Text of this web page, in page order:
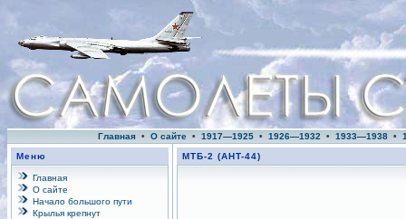
Главная • О сайте • 1917—1925 • 1926—1932 • 1933—1938 •
Меню
Главная
О сайте
Начало большого пути
Крылья крепнут
МТБ-2 (AHT-44)